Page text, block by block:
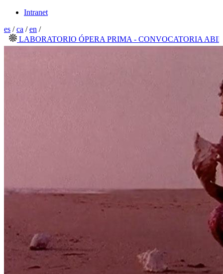
Intranet
es /ca /en /
LABORATORIO ÓPERA PRIMA - CONVOCATORIA